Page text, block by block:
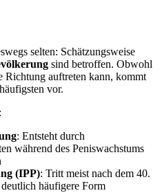
selten: Schätzungsweise
sind betroffen. Obwohl
auftreten kann, kommt
vor.
: Entsteht durch
während des Peniswachstums
(IPP): Tritt meist nach dem 40.
häufigere Form